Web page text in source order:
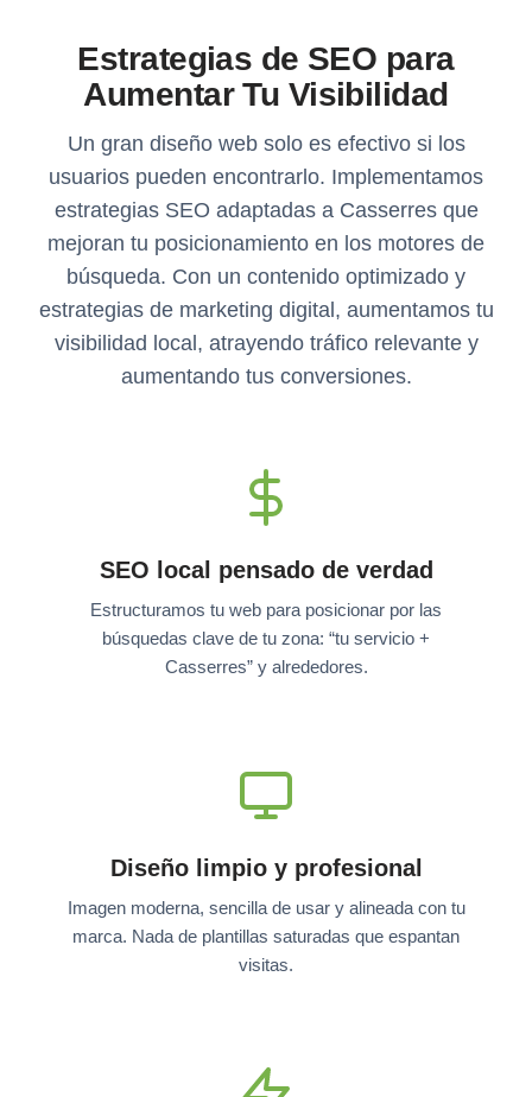
Estrategias de SEO para
Aumentar Tu Visibilidad
Un gran diseño web solo es efectivo si los
usuarios pueden encontrarlo. Implementamos
estrategias SEO adaptadas a Casserres que
mejoran tu posicionamiento en los motores de
búsqueda. Con un contenido optimizado y
estrategias de marketing digital, aumentamos tu
visibilidad local, atrayendo tráfico relevante y
aumentando tus conversiones.
SEO local pensado de verdad
Estructuramos tu web para posicionar por las
búsquedas clave de tu zona: “tu servicio +
Casserres” y alrededores.
Diseño limpio y profesional
Imagen moderna, sencilla de usar y alineada con tu
marca. Nada de plantillas saturadas que espantan
visitas.